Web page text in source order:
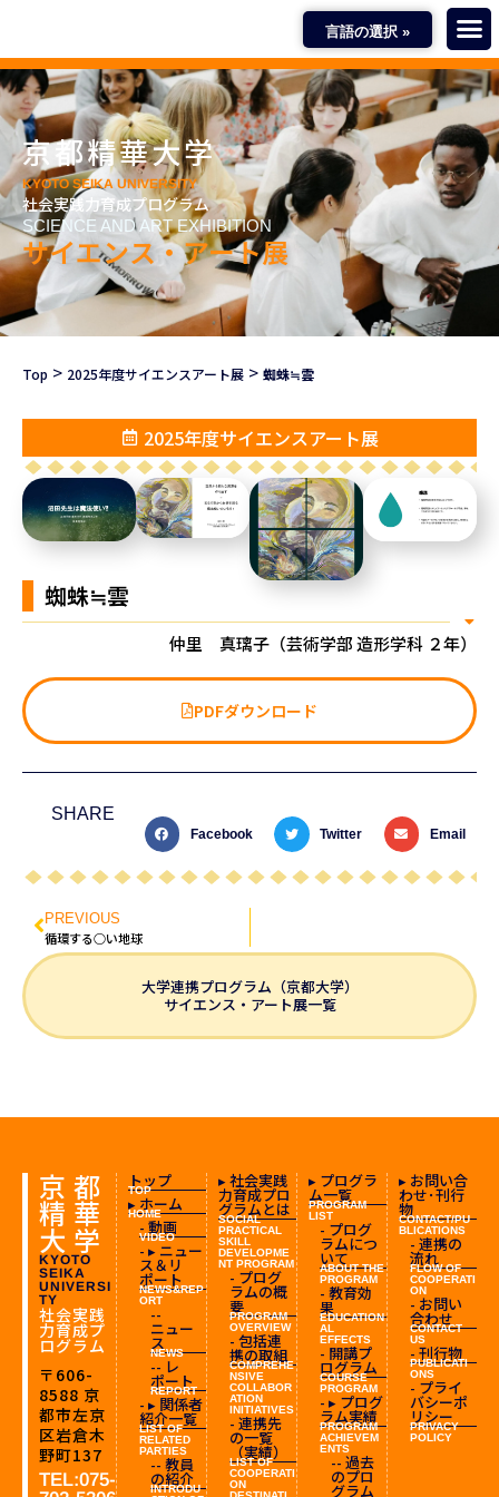
京都精華大学
KYOTO SEIKA UNIVERSITY
社会実践力育成プログラム
SCIENCE AND ART EXHIBITION
サイエンス・アート展
Top > 2025年度サイエンスアート展 > 蜘蛛≒雲
2025年度サイエンスアート展
蜘蛛≒雲
仲里 真璃子（芸術学部 造形学科 ２年）
PDFダウンロード
SHARE
Facebook Twitter Email
PREVIOUS
循環する○い地球
大学連携プログラム（京都大学）
サイエンス・アート展一覧
京都
精華
大学
KYOTO
SEIKA
UNIVERSI
TY
社会実践
力育成プ
ログラム
〒606-
8588 京
都市左京
区岩倉木
野町137
TEL:075-
トップ
TOP
▸ ホーム
HOME
- 動画
VIDEO
- ▸ ニュー
ス＆リ
ポート
NEWS&REP
ORT
--
ニュー
ス
NEWS
-- レ
ポート
REPORT
- ▸ 関係者
紹介一覧
LIST OF
RELATED
PARTIES
-- 教員
の紹介
INTRODU
▸ 社会実践
力育成プロ
グラムとは
SOCIAL
PRACTICAL
SKILL
DEVELOPME
NTPROGRAM
- プログ
ラムの概
要
PROGRAM
OVERVIEW
- 包括連
携の取組
COMPREHE
NSIVE
COLLABOR
ATION
INITIATIVES
- 連携先
の一覧
（実績）
LIST OF
COOPERATI
ON
▸ プログラ
ム一覧
PROGRAM
LIST
- プログ
ラムにつ
いて
ABOUT THE
PROGRAM
- 教育効
果
EDUCATION
AL
EFFECTS
- 開講プ
ログラム
COURSE
PROGRAM
- ▸ プログ
ラム実績
PROGRAM
ACHIEVEM
ENTS
-- 過去
のプロ
グラム
▸ お問い合
わせ･刊行
物
CONTACT/PU
BLICATIONS
- 連携の
流れ
FLOW OF
COOPERATI
ON
- お問い
合わせ
CONTACT
US
- 刊行物
PUBLICATI
ONS
- プライ
バシーポ
リシー
PRIVACY
POLICY
言語の選択 »